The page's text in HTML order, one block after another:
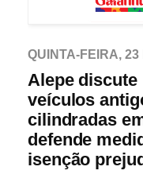
QUINTA-FEIRA,
Alepe discute
veículos
cilindradas
defende
isenção